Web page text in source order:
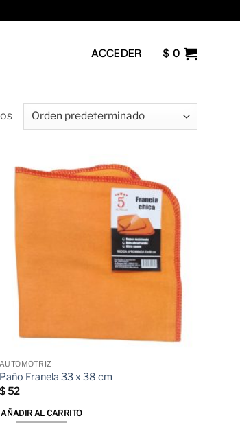
ACCEDER $ 0
AUTOMOTRIZ
Paño Franela 33 x 38 cm
$52
AÑADIR AL CARRITO